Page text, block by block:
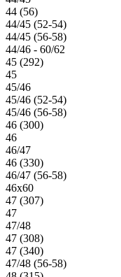
44 (56)
44/45 (52-54)
44/45 (56-58)
44/46 - 60/62
45 (292)
45
45/46
45/46 (52-54)
45/46 (56-58)
46 (300)
46
46/47
46 (330)
46/47 (56-58)
46х60
47 (307)
47
47/48
47 (308)
47 (340)
47/48 (56-58)